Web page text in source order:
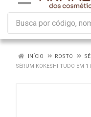
INÍCIO ROSTO
SÉRUM KOKESHI TUDO EM